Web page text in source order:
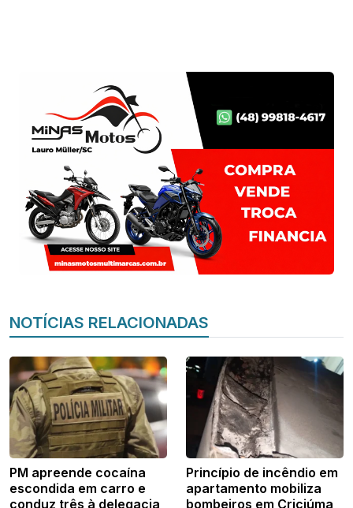
NOTÍCIAS RELACIONADAS
PM apreende cocaína
escondida em carro e
conduz três à delegacia
Princípio de incêndio em
apartamento mobiliza
bombeiros em Criciúma